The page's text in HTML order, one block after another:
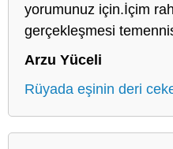
yorumunuz için.İçim
gerçekleşmesi
Arzu Yüceli
Rüyada eşinin deri